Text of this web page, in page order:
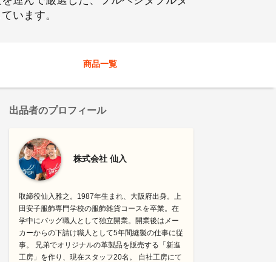
います。
商品一覧
出品者のプロフィール
株式会社 仙入
取締役仙入雅之。1987年生まれ、大阪府出身。上
田安子服飾専門学校の服飾雑貨コースを卒業。在
学中にバッグ職人として独立開業。開業後はメー
カーからの下請け職人として5年間縫製の仕事に従
事。 兄弟でオリジナルの革製品を販売する「新進
工房」を作り、現在スタッフ20名。 自社工房にて